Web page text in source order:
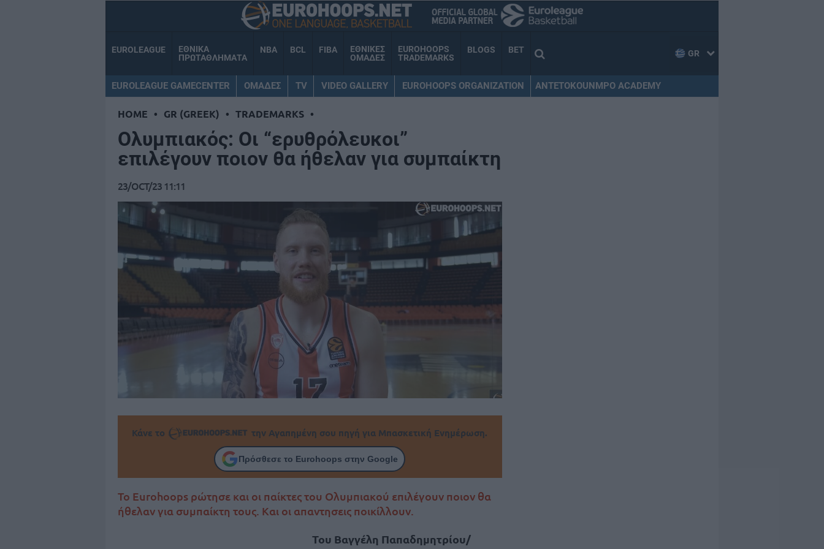
EUROLEAGUE
ΕΘΝΙΚΑ
ΠΡΩΤΑΘΛΗΜΑΤΑ
NBA BCL FIBA
ΕΘΝΙΚΕΣ
ΟΜΑΔΕΣ
EUROHOOPS
TRADEMARKS
BLOGS BET GR
EUROLEAGUE GAMECENTER ΟΜΑΔΕΣ TV VIDEO GALLERY EUROHOOPS ORGANIZATION ANTETOKOUNMPO ACADEMY
HOME • GR (GREEK) • TRADEMARKS •
Ολυμπιακός: Οι “ερυθρόλευκοι”
επιλέγουν ποιον θα ήθελαν για συμπαίκτη
23/OCT/23 11:11
Κάνε το την Αγαπημένη σου πηγή για Μπασκετική Ενημέρωση.
Πρόσθεσε το Eurohoops στην Google
Το Eurohoops ρώτησε και οι παίκτες του Ολυμπιακού επιλέγουν ποιον θα
ήθελαν για συμπαίκτη τους. Και οι απαντησεις ποικίλλουν.
Του Βαγγέλη Παπαδημητρίου/